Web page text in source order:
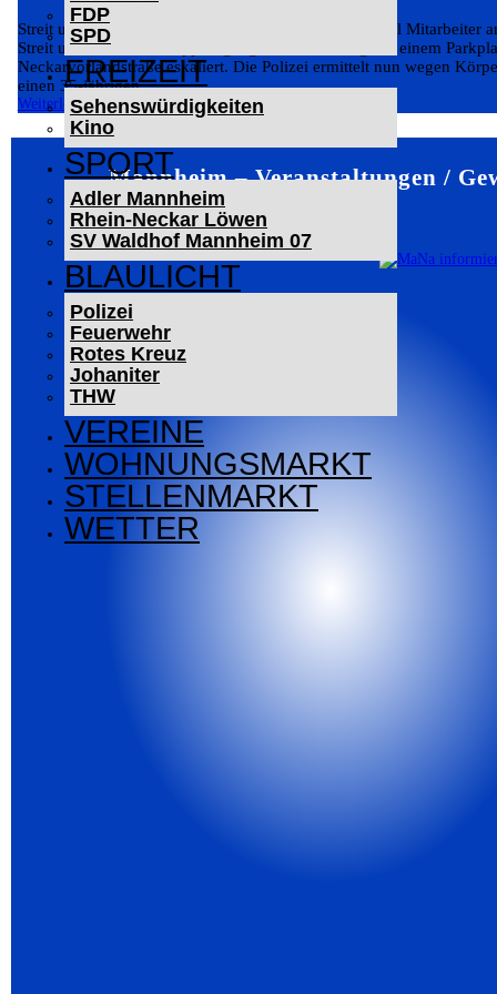
FDP
SPD
FREIZEIT
Sehenswürdigkeiten
Kino
SPORT
Adler Mannheim
Rhein-Neckar Löwen
SV Waldhof Mannheim 07
BLAULICHT
Polizei
Feuerwehr
Rotes Kreuz
Johaniter
THW
VEREINE
WOHNUNGSMARKT
STELLENMARKT
WETTER
Streit um Abschleppkosten eskaliert – BMW-Fahrer soll Mitarbeiter
Streit um einen Abschleppvorgang ist am Dienstag auf einem
Neckarvorlandstraße eskaliert. Die Polizei ermittelt nun wegen
einen 35-jährigen...
Weiterlesen
Mannheim – Veranstaltungen /